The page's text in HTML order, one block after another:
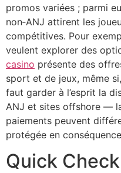
promos variées ; parmi
non‑ANJ attirent les
compétitives. Pour
veulent explorer des
casino présente des
sport et de jeux, même
faut garder à l’esprit la
ANJ et sites offshore —
paiements peuvent
protégée en
Quick